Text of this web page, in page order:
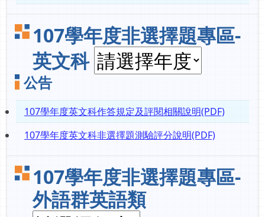
107學年度非選擇題專區-
英文科
公告
107學年度英文科作答規定及評閱相關說明(PDF)
107學年度英文科非選擇題測驗評分說明(PDF)
107學年度非選擇題專區-
外語群英語類